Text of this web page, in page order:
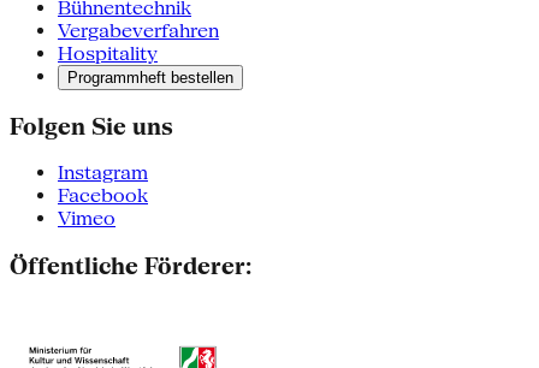
Bühnentechnik
Vergabeverfahren
Hospitality
Programmheft bestellen
Folgen Sie uns
Instagram
Facebook
Vimeo
Öffentliche Förderer: